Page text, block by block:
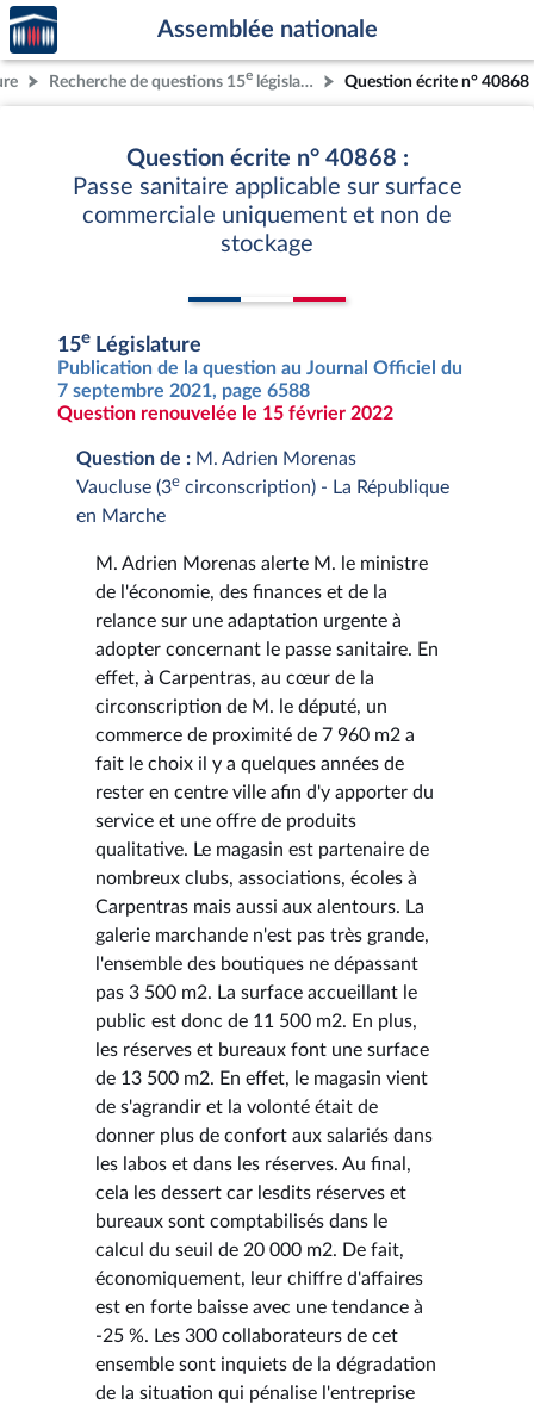
Aller au contenu
Aller en bas de la page
Accèder
à la
page
d'accueil
Assemblée nationale
Recherche de questions 15e législature Question écrite n° 40868
Question écrite n° 40868 :
Passe sanitaire applicable sur surface
commerciale uniquement et non de
stockage
15e Législature
Publication de la question au Journal Officiel du
7 septembre 2021, page 6588
Question renouvelée le 15 février 2022
Question de : M. Adrien Morenas
Vaucluse (3e circonscription) - La République
en Marche
M. Adrien Morenas alerte M. le ministre
de l'économie, des finances et de la
relance sur une adaptation urgente à
adopter concernant le passe sanitaire. En
effet, à Carpentras, au cœur de la
circonscription de M. le député, un
commerce de proximité de 7 960 m2 a
fait le choix il y a quelques années de
rester en centre ville afin d'y apporter du
service et une offre de produits
qualitative. Le magasin est partenaire de
nombreux clubs, associations, écoles à
Carpentras mais aussi aux alentours. La
galerie marchande n'est pas très grande,
l'ensemble des boutiques ne dépassant
pas 3 500 m2. La surface accueillant le
public est donc de 11 500 m2. En plus,
les réserves et bureaux font une surface
de 13 500 m2. En effet, le magasin vient
de s'agrandir et la volonté était de
donner plus de confort aux salariés dans
les labos et dans les réserves. Au final,
cela les dessert car lesdits réserves et
bureaux sont comptabilisés dans le
calcul du seuil de 20 000 m2. De fait,
économiquement, leur chiffre d'affaires
est en forte baisse avec une tendance à
-25 %. Les 300 collaborateurs de cet
ensemble sont inquiets de la dégradation
de la situation qui pénalise l'entreprise